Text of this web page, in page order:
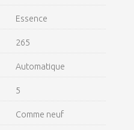
Essence
265
Automatique
5
Comme neuf